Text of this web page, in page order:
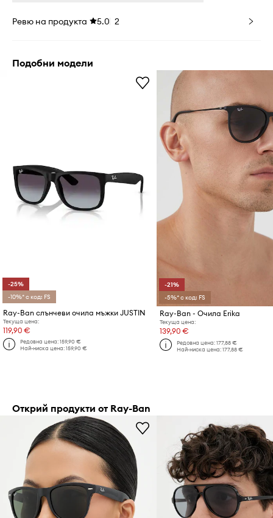
Ревю на продукта 5.0 2
Подобни модели
-25%
-10%* с код: FS
Ray-Ban слънчеви очила мъжки JUSTIN
Текуща цена:
119,90 €
Редовна цена:159,90 €
Най-ниска цена:159,90 €
-21%
-5%* с код: FS
Ray-Ban - Очила Erika
Текуща цена:
139,90 €
Редовна цена:177,88 €
Най-ниска цена:177,88 €
Открий продукти от Ray-Ban